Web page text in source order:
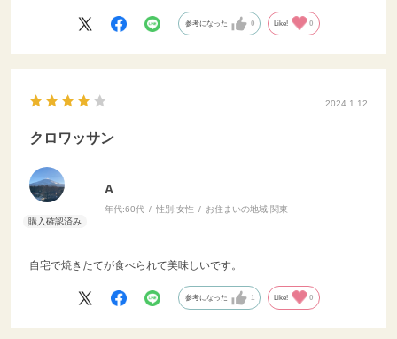
参考になった 0 Like! 0
2024.1.12
クロワッサン
A
年代:60代 性別:女性 お住まいの地域:関東
自宅で焼きたてが食べられて美味しいです。
参考になった 1 Like! 0